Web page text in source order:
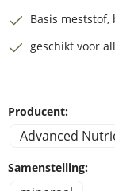
Basis
geschikt voor
Producent:
Advanced
Samenstelling: